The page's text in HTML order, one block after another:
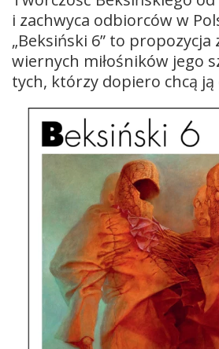
i zachwyca odbiorców w
„Beksiński 6” to
wiernych miłośników jego
tych, którzy dopiero chcą ją